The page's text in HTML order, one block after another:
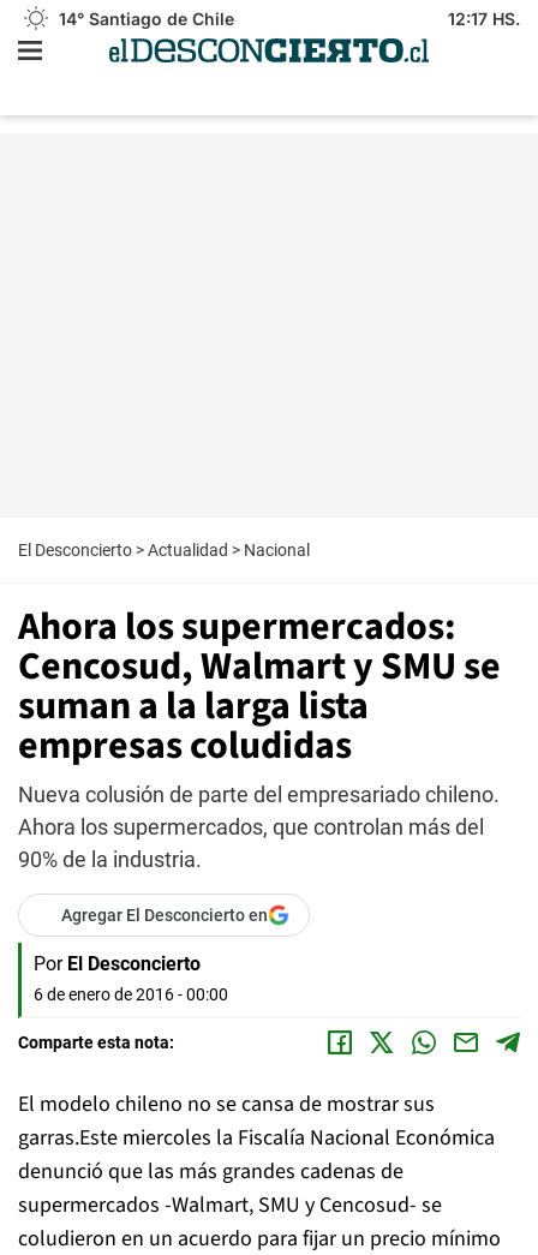
14° Santiago de Chile 12:17 HS.
El Desconcierto >Actualidad > Nacional
Ahora los supermercados:
Cencosud, Walmart y SMU se
suman a la larga lista
empresas coludidas
Nueva colusión de parte del empresariado chileno.
Ahora los supermercados, que controlan más del
90% de la industria.
Agregar El Desconcierto en
Por El Desconcierto
6 de enero de 2016 - 00:00
Comparte esta nota:
El modelo chileno no se cansa de mostrar sus
garras.Este miercoles la Fiscalía Nacional Económica
denunció que las más grandes cadenas de
supermercados -Walmart, SMU y Cencosud- se
coludieron en un acuerdo para fijar un precio mínimo